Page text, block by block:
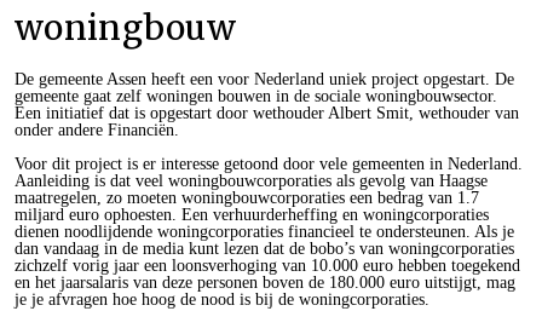
woningbouw
De gemeente Assen heeft een voor Nederland uniek project opgestart. De
gemeente gaat zelf woningen bouwen in de sociale woningbouwsector.
Een initiatief dat is opgestart door wethouder Albert Smit, wethouder van
onder andere Financiën.
Voor dit project is er interesse getoond door vele gemeenten in Nederland.
Aanleiding is dat veel woningbouwcorporaties als gevolg van Haagse
maatregelen, zo moeten woningbouwcorporaties een bedrag van 1.7
miljard euro ophoesten. Een verhuurderheffing en woningcorporaties
dienen noodlijdende woningcorporaties financieel te ondersteunen. Als je
dan vandaag in de media kunt lezen dat de bobo’s van woningcorporaties
zichzelf vorig jaar een loonsverhoging van 10.000 euro hebben toegekend
en het jaarsalaris van deze personen boven de 180.000 euro uitstijgt, mag
je je afvragen hoe hoog de nood is bij de woningcorporaties.